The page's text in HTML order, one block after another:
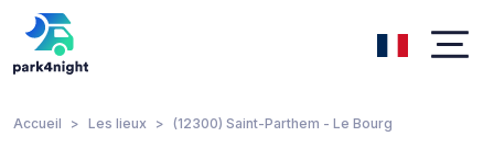
Accueil Les lieux (12300) Saint-Parthem - Le Bourg